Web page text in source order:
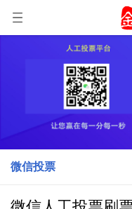
微信投票